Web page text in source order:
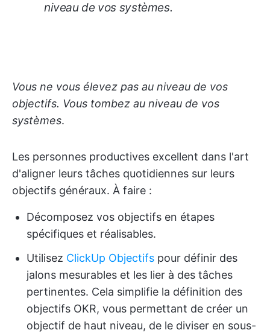
niveau de vos systèmes.
Vous ne vous élevez pas au niveau de vos
objectifs. Vous tombez au niveau de vos
systèmes.
Les personnes productives excellent dans l'art
d'aligner leurs tâches quotidiennes sur leurs
objectifs généraux. À faire :
Décomposez vos objectifs en étapes
spécifiques et réalisables.
Utilisez ClickUp Objectifs pour définir des
jalons mesurables et les lier à des tâches
pertinentes. Cela simplifie la définition des
objectifs OKR, vous permettant de créer un
objectif de haut niveau, de le diviser en sous-